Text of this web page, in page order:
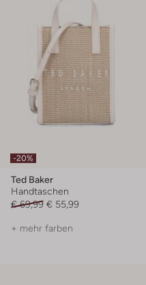
-20%
Ted Baker
Handtaschen
€ 69,99 € 55,99
+ mehr farben